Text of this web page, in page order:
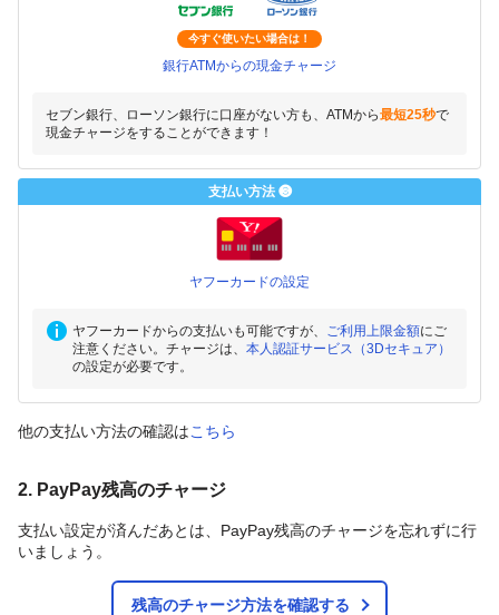
今すぐ使いたい場合は！
銀行ATMからの現金チャージ
セブン銀行、ローソン銀行に口座がない方も、ATMから最短25秒で
現金チャージをすることができます！
支払い方法 ❸
ヤフーカードの設定
ヤフーカードからの支払いも可能ですが、 ご利用上限金額にご
注意ください。チャージは、 本人認証サービス（3Dセキュア）
の設定が必要です。
他の支払い方法の確認はこちら
2. PayPay残高のチャージ
支払い設定が済んだあとは、PayPay残高のチャージを忘れずに行
いましょう。
残高のチャージ方法を確認する